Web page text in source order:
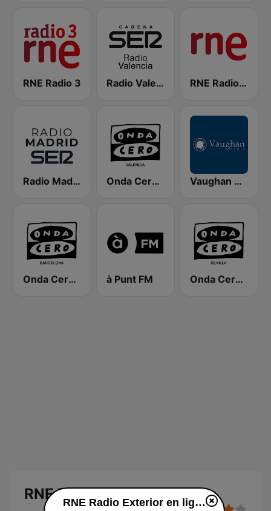
RNE Radio 3 Radio Valencia SER RNE Radio Nacional
Radio Madrid SER Onda Cero Valencia Vaughan Radio
Onda Cero Barcelona à Punt FM Onda Cero Sevilla
RNE Radio Exterior RNE Radio Exterior en ligne